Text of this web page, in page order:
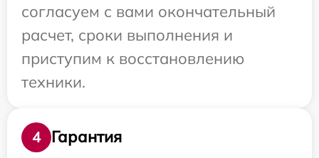
согласуем с вами окончательный
расчет, сроки выполнения и
приступим к восстановлению
техники.
4 Гарантия